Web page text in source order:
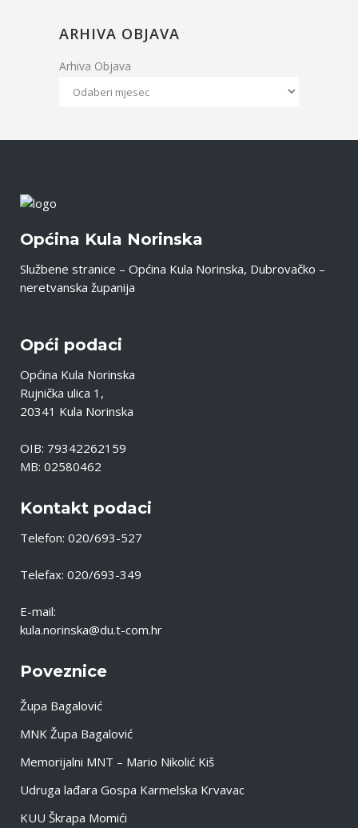
ARHIVA OBJAVA
Arhiva Objava
Općina Kula Norinska
Službene stranice – Općina Kula Norinska, Dubrovačko –
neretvanska županija
Opći podaci
Općina Kula Norinska
Rujnička ulica 1,
20341 Kula Norinska
OIB: 79342262159
MB: 02580462
Kontakt podaci
Telefon: 020/693-527
Telefax: 020/693-349
E-mail:
kula.norinska@du.t-com.hr
Poveznice
Župa Bagalović
MNK Župa Bagalović
Memorijalni MNT – Mario Nikolić Kiš
Udruga lađara Gospa Karmelska Krvavac
KUU Škrapa Momići